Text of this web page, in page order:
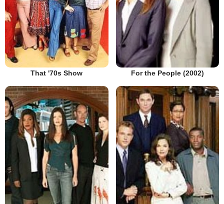
That '70s Show For the People (2002)